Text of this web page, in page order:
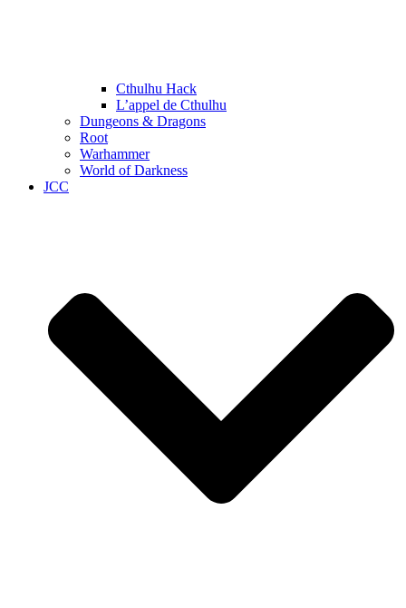
Cthulhu Hack
L’appel de Cthulhu
Dungeons & Dragons
Root
Warhammer
World of Darkness
JCC